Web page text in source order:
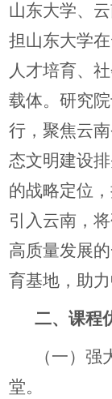
山东大学、
担山东大学
人才培育、
载体。研究
行，聚焦云
态文明建设
的战略定位
引入云南，
高质量发展
育基地，助
二、课程
（一）
堂。